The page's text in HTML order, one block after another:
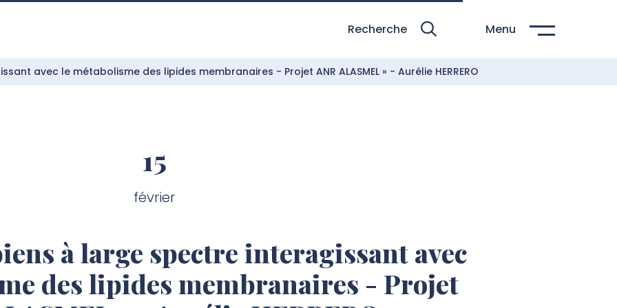
Recherche Menu
avec le métabolisme des lipides membranaires - Projet ANR ALASMEL » - Aurélie HERRERO
15
février
à large spectre interagissant avec
des lipides membranaires - Projet